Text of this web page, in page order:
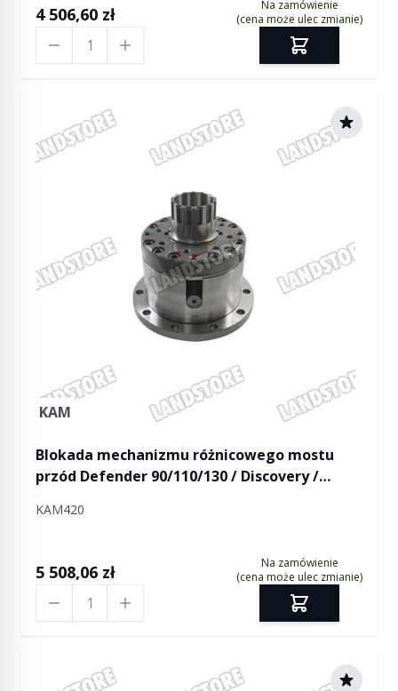
4 506,60 zł
Na zamówienie
(cena może ulec zmianie)
KAM
Blokada mechanizmu różnicowego mostu
przód Defender 90/110/130 / Discovery /
/ Discovery / Discovery II / RR - KAM
KAM420
5 508,06 zł
Na zamówienie
(cena może ulec zmianie)